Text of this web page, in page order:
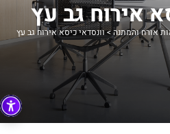
אירוח גב עץ
אורח והמתנה>וונסדאי כיסא אירוח גב עץ